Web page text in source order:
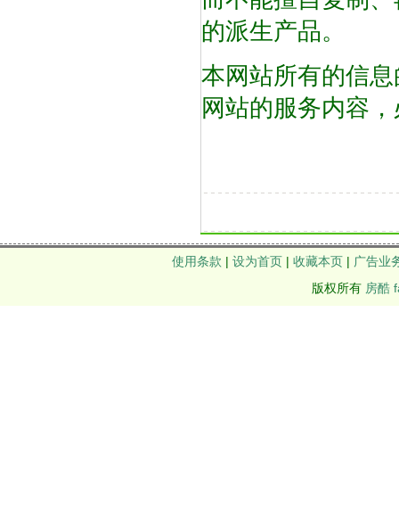
的派生产品。
本网站所有的信
网站的服务内容
使用条款 | 设为首页 | 收藏本页 | 广告业
版权所有 房酷